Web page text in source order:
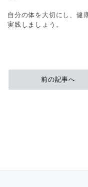
自分の体を大切にし、健
実践しましょう。
前の記事へ